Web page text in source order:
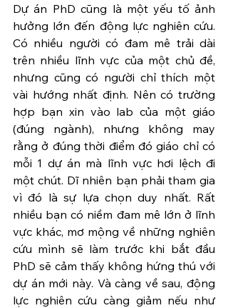
Dự án PhD cũng là một yếu tố ảnh
hưởng lớn đến động lực nghiên cứu.
Có nhiều người có đam mê trải dài
trên nhiều lĩnh vực của một chủ đề,
nhưng cũng có người chỉ thích một
vài hướng nhất định. Nên có trường
hợp bạn xin vào lab của một giáo
(đúng ngành), nhưng không may
rằng ở đúng thời điểm đó giáo chỉ có
mỗi 1 dự án mà lĩnh vực hơi lệch đi
một chút. Dĩ nhiên bạn phải tham gia
vì đó là sự lựa chọn duy nhất. Rất
nhiều bạn có niềm đam mê lớn ở lĩnh
vực khác, mơ mộng về những nghiên
cứu mình sẽ làm trước khi bắt đầu
PhD sẽ cảm thấy không hứng thú với
dự án mới này. Và càng về sau, động
lực nghiên cứu càng giảm nếu như